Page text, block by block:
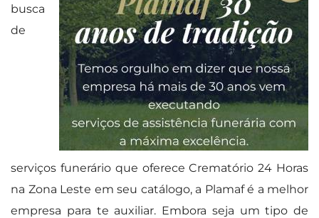
busca
de
serviços funerário que oferece Crematório 24 Horas
na Zona Leste em seu catálogo, a Plamaf é a melhor
empresa para te auxiliar. Embora seja um tipo de